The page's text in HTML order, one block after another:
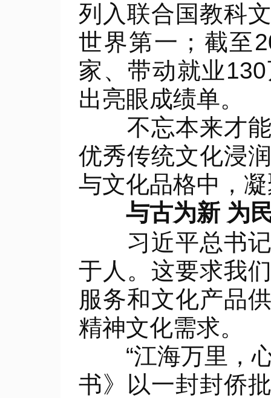
列入联合国教科
世界第一；截至
家、带动就业
出亮眼成绩单。
不忘本来才能
优秀传统文化浸
与文化品格中，
与古为新 为
习近平总书记
于人。这要求我
服务和文化产品
精神文化需求。
“江海万里，心
书》以一封封侨